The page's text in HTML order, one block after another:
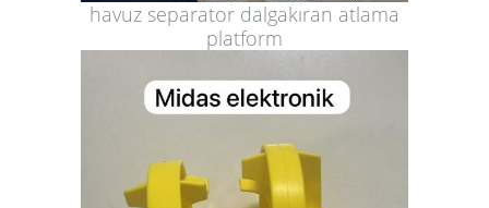
havuz separator dalgakıran atlama
platform